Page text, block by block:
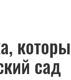
сад